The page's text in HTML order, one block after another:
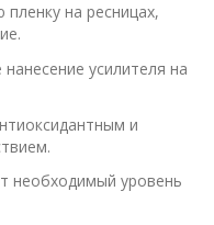
на ресницах,
усилителя на
и
необходимый уровень